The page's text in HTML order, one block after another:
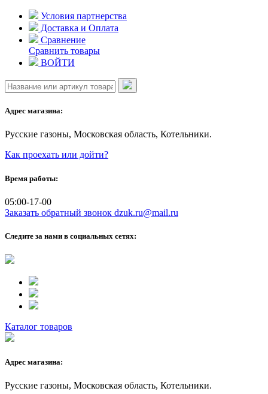
Skip
content
Условия партнерства
Доставка и Оплата
Сравнение
Сравнить товары
ВОЙТИ
Адрес магазина:
Русские газоны, Московская область, Котельники.
Как проехать или дойти?
Время работы:
05:00-17-00
Заказать обратный звонок dzuk.ru@mail.ru
Следите за нами в социальных сетях:
Каталог товаров
Адрес магазина:
Русские газоны, Московская область, Котельники.